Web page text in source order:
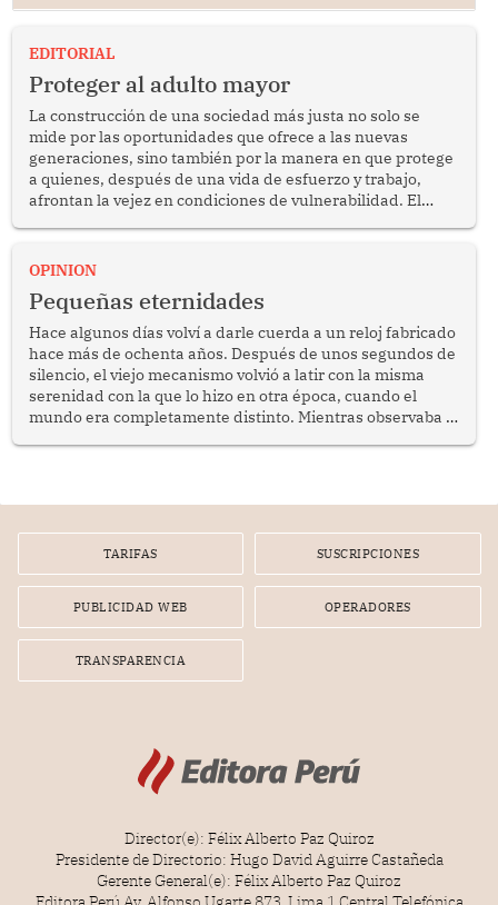
EDITORIAL
Proteger al adulto mayor
La construcción de una sociedad más justa no solo se
mide por las oportunidades que ofrece a las nuevas
generaciones, sino también por la manera en que protege
a quienes, después de una vida de esfuerzo y trabajo,
afrontan la vejez en condiciones de vulnerabilidad. El
bimestrales el subsidio que reciben los beneficiarios del
reflexionar sobre la importancia de fortalecer las políticas
públicas dirigidas a los adultos mayores en pobreza.
OPINION
Pequeñas eternidades
Hace algunos días volví a darle cuerda a un reloj fabricado
hace más de ochenta años. Después de unos segundos de
silencio, el viejo mecanismo volvió a latir con la misma
serenidad con la que lo hizo en otra época, cuando el
mundo era completamente distinto. Mientras observaba el
TARIFAS SUSCRIPCIONES
PUBLICIDAD WEB OPERADORES
TRANSPARENCIA
Director(e): Félix Alberto Paz Quiroz
Presidente de Directorio: Hugo David Aguirre Castañeda
Gerente General(e): Félix Alberto Paz Quiroz